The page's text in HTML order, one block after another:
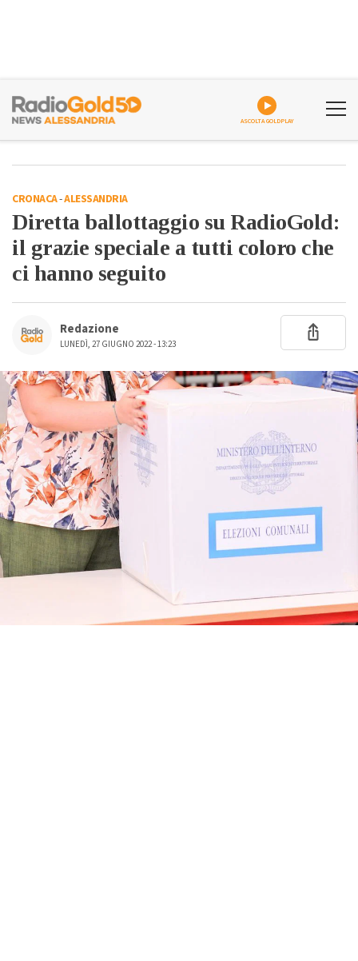
ASCOLTA GOLDPLAY
CRONACA-ALESSANDRIA
Diretta ballottaggio su RadioGold:
il grazie speciale a tutti coloro che
ci hanno seguito
Redazione
LUNEDÌ, 27 GIUGNO 2022 - 13:23